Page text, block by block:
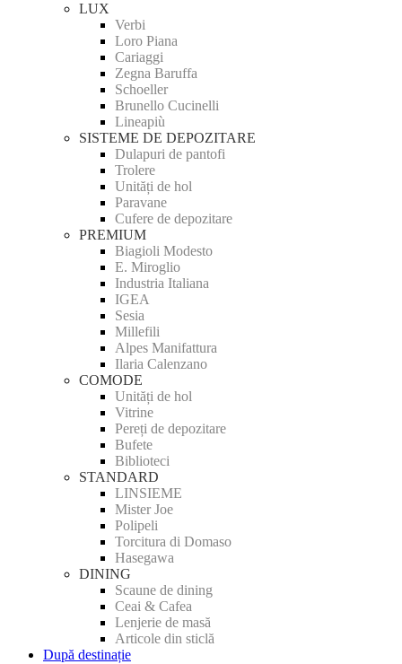
LUX
Verbi
Loro Piana
Cariaggi
Zegna Baruffa
Schoeller
Brunello Cucinelli
Lineapiù
SISTEME DE DEPOZITARE
Dulapuri de pantofi
Trolere
Unități de hol
Paravane
Cufere de depozitare
PREMIUM
Biagioli Modesto
E. Miroglio
Industria Italiana
IGEA
Sesia
Millefili
Alpes Manifattura
Ilaria Calenzano
COMODE
Unități de hol
Vitrine
Pereți de depozitare
Bufete
Biblioteci
STANDARD
LINSIEME
Mister Joe
Polipeli
Torcitura di Domaso
Hasegawa
DINING
Scaune de dining
Ceai & Cafea
Lenjerie de masă
Articole din sticlă
După destinație